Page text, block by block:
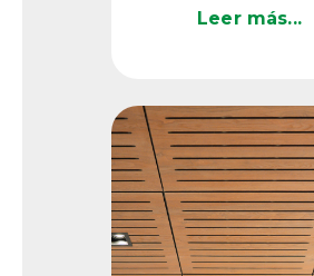
destaca por su
Leer más...